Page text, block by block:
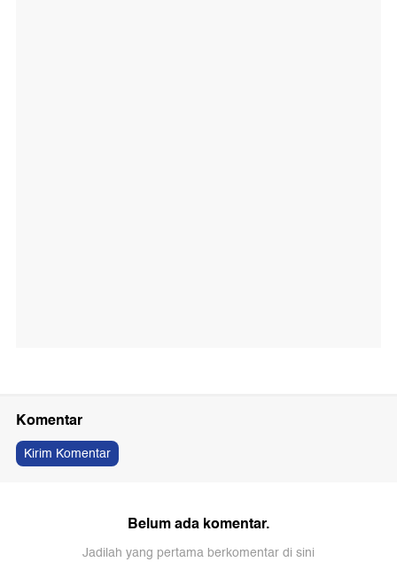
Komentar
Kirim Komentar
Belum ada komentar.
Jadilah yang pertama berkomentar di sini